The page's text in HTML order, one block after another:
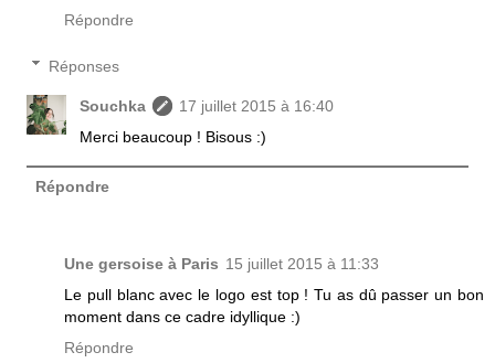
Répondre
Réponses
Souchka
17 juillet 2015 à 16:40
Merci beaucoup ! Bisous :)
Répondre
Une gersoise à Paris 15 juillet 2015 à 11:33
Le pull blanc avec le logo est top ! Tu as dû passer un bon
moment dans ce cadre idyllique :)
Répondre